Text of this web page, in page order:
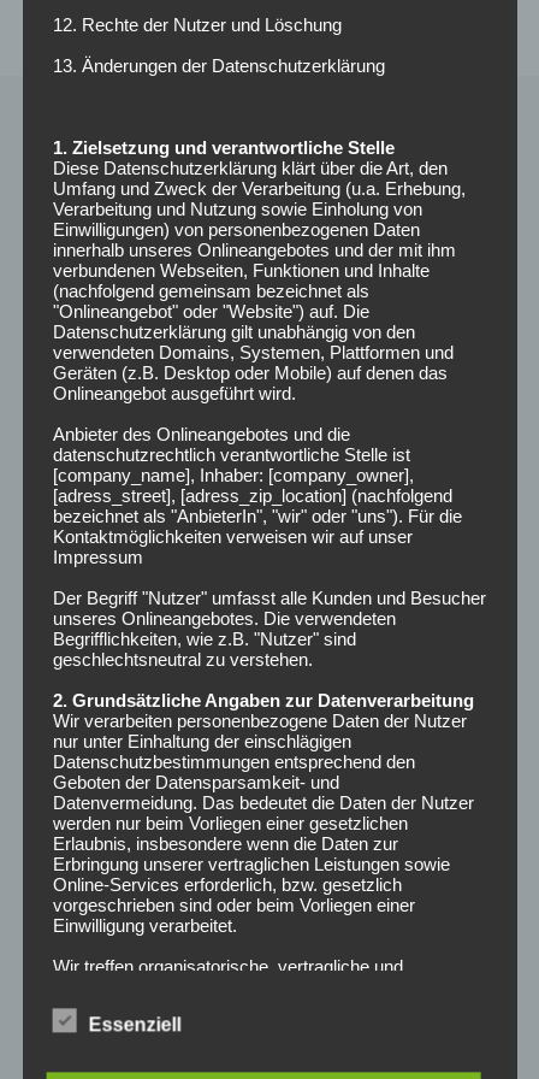
Radio Funkloch
Campusradio der Hochschule Darmstadt
NEUESTE BEITRÄGE
März 2025
Februar 2025
Dezember 2024
Lohnt es sich…?
Lohnt es sich nett zu sein?
ARCHIV
Juli 2024
12. Rechte der Nutzer und Löschung
13. Änderungen der Datenschutzerklärung
1. Zielsetzung und verantwortliche Stelle
Diese Datenschutzerklärung klärt über die Art, den
Umfang und Zweck der Verarbeitung (u.a. Erhebung,
Verarbeitung und Nutzung sowie Einholung von
Einwilligungen) von personenbezogenen Daten
innerhalb unseres Onlineangebotes und der mit ihm
verbundenen Webseiten, Funktionen und Inhalte
(nachfolgend gemeinsam bezeichnet als
"Onlineangebot" oder "Website") auf. Die
Datenschutzerklärung gilt unabhängig von den
verwendeten Domains, Systemen, Plattformen und
Geräten (z.B. Desktop oder Mobile) auf denen das
Onlineangebot ausgeführt wird.
Anbieter des Onlineangebotes und die
datenschutzrechtlich verantwortliche Stelle ist
[company_name], Inhaber: [company_owner],
[adress_street], [adress_zip_location] (nachfolgend
bezeichnet als "AnbieterIn", "wir" oder "uns"). Für die
Kontaktmöglichkeiten verweisen wir auf unser
Impressum
Der Begriff "Nutzer" umfasst alle Kunden und Besucher
unseres Onlineangebotes. Die verwendeten
Begrifflichkeiten, wie z.B. "Nutzer" sind
geschlechtsneutral zu verstehen.
2. Grundsätzliche Angaben zur Datenverarbeitung
Wir verarbeiten personenbezogene Daten der Nutzer
nur unter Einhaltung der einschlägigen
Datenschutzbestimmungen entsprechend den
Geboten der Datensparsamkeit- und
Datenvermeidung. Das bedeutet die Daten der Nutzer
werden nur beim Vorliegen einer gesetzlichen
Erlaubnis, insbesondere wenn die Daten zur
Erbringung unserer vertraglichen Leistungen sowie
Online-Services erforderlich, bzw. gesetzlich
vorgeschrieben sind oder beim Vorliegen einer
Einwilligung verarbeitet.
Wir treffen organisatorische, vertragliche und
Stand der Technik, um sicher zu stellen, dass die
Vorschriften der Datenschutzgesetze eingehalten
Daten gegen zufällige oder vorsätzliche
Essenziell